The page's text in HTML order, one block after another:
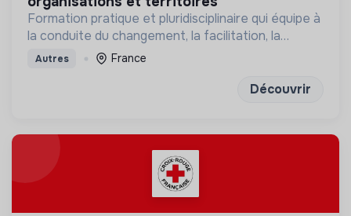
Formation pratique et pluridisciplinaire qui équipe à
la conduite du changement, la facilitation, la
concertation et la mobilisation des publics
Autres France
Découvrir